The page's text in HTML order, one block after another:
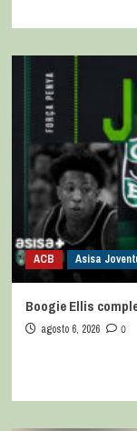
ACB Asisa
Boogie Ellis
agosto 6, 2026 0